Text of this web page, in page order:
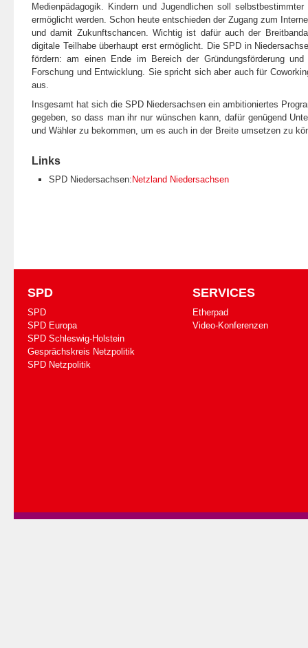
Medienpädagogik. Kindern und Jugendlichen soll
ermöglicht werden. Schon heute entschieden der Zugang zum
und damit Zukunftschancen. Wichtig ist dafür auch der
digitale Teilhabe überhaupt erst ermöglicht. Die SPD in
fördern: am einen Ende im Bereich der Gründungsförderung
Forschung und Entwicklung. Sie spricht sich aber auch für
aus.
Insgesamt hat sich die SPD Niedersachsen ein ambitioniertes
gegeben, so dass man ihr nur wünschen kann, dafür genügend
und Wähler zu bekommen, um es auch in der Breite umsetzen zu
Links
SPD Niedersachsen: Netzland Niedersachsen
SPD
SPD
SPD Europa
SPD Schleswig-Holstein
Gesprächskreis Netzpolitik
SPD Netzpolitik
SERVICES
Etherpad
Video-Konferenzen